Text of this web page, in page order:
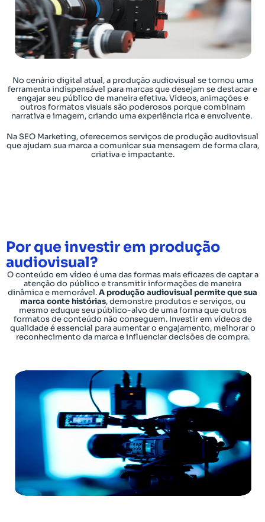
No cenário digital atual, a produção audiovisual se tornou uma
ferramenta indispensável para marcas que desejam se destacar e
engajar seu público de maneira efetiva. Vídeos, animações e
outros formatos visuais são poderosos porque combinam
narrativa e imagem, criando uma experiência rica e envolvente.
Na SEO Marketing, oferecemos serviços de produção audiovisual
que ajudam sua marca a comunicar sua mensagem de forma clara,
criativa e impactante.
Por que investir em produção
audiovisual?
O conteúdo em vídeo é uma das formas mais eficazes de captar a
atenção do público e transmitir informações de maneira
dinâmica e memorável.A produção audiovisual permite que sua
marca conte histórias, demonstre produtos e serviços, ou
mesmo eduque seu público-alvo de uma forma que outros
formatos de conteúdo não conseguem. Investir em vídeos de
qualidade é essencial para aumentar o engajamento, melhorar o
reconhecimento da marca e influenciar decisões de compra.